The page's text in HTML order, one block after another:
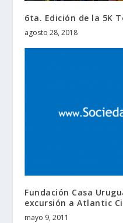
6ta. Edición de la 5K
agosto 28, 2018
Fundación Casa
excursión a Atlantic
mayo 9, 2011